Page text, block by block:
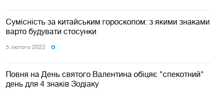
Сумісність за китайським гороскопом: з якими знаками
варто будувати стосунки
5 лютого 2022
Повня на День святого Валентина обіцяє "спекотний"
день для 4 знаків Зодіаку